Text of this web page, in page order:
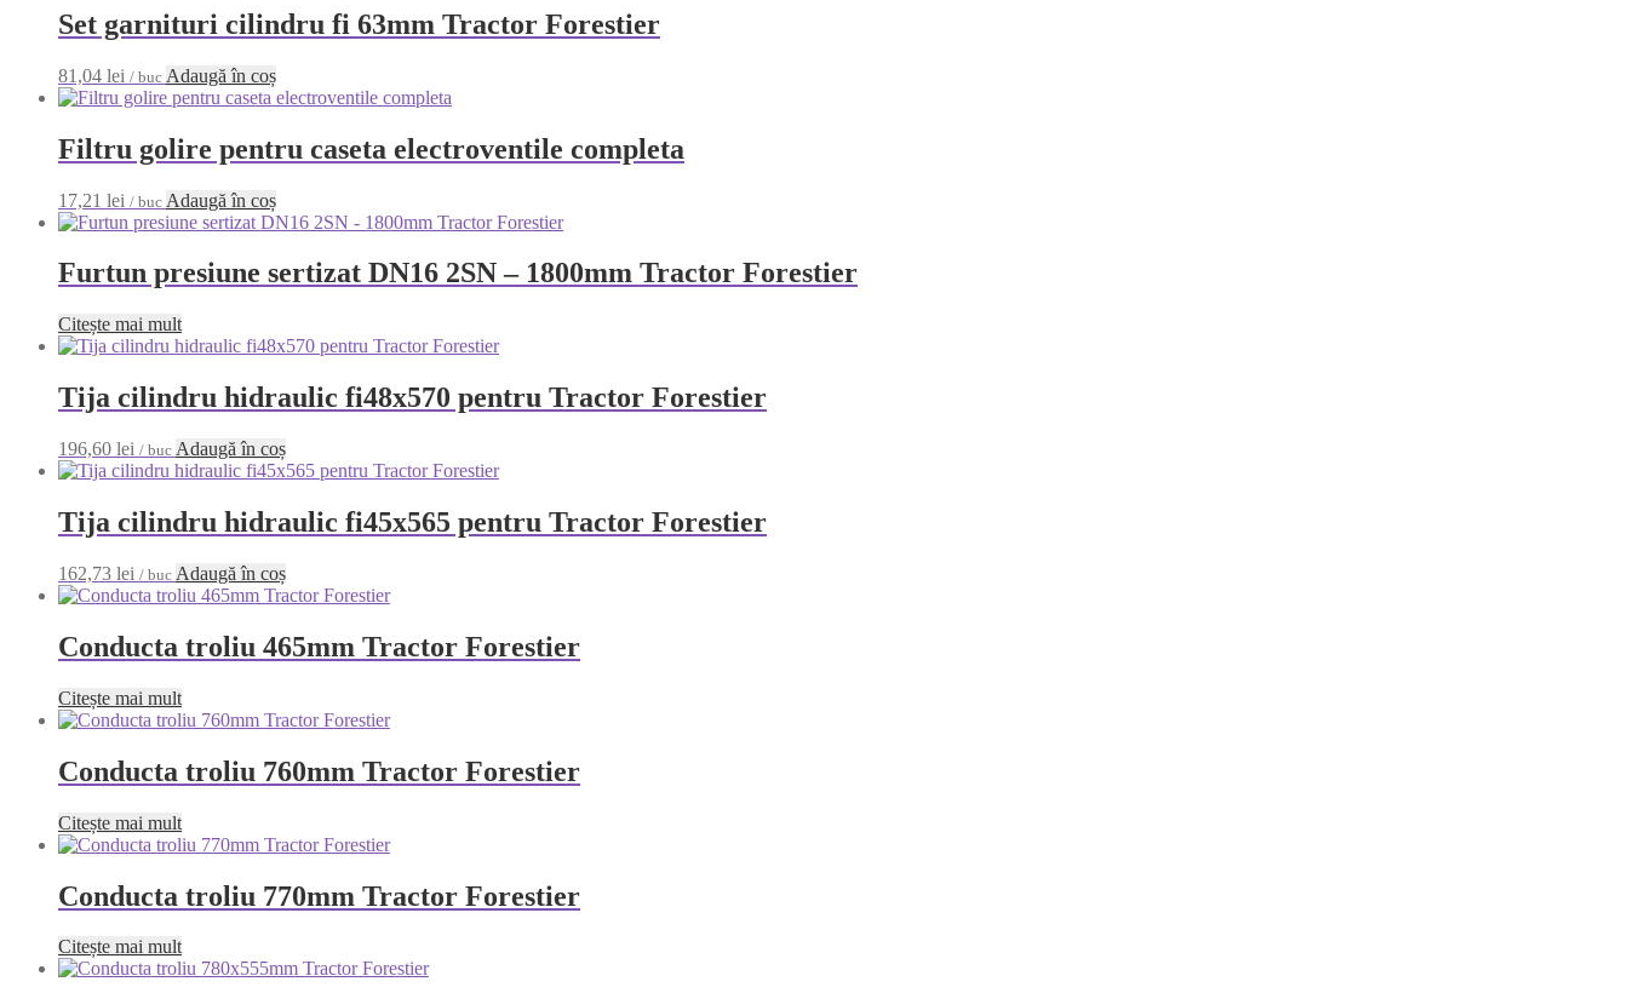
Set garnituri cilindru fi 63mm Tractor Forestier
81,04 lei / buc Adaugă în coș
Filtru golire pentru caseta electroventile completa
17,21 lei / buc Adaugă în coș
Furtun presiune sertizat DN16 2SN – 1800mm Tractor Forestier
Citește mai mult
Tija cilindru hidraulic fi48x570 pentru Tractor Forestier
196,60 lei / buc Adaugă în coș
Tija cilindru hidraulic fi45x565 pentru Tractor Forestier
162,73 lei / buc Adaugă în coș
Conducta troliu 465mm Tractor Forestier
Citește mai mult
Conducta troliu 760mm Tractor Forestier
Citește mai mult
Conducta troliu 770mm Tractor Forestier
Citește mai mult